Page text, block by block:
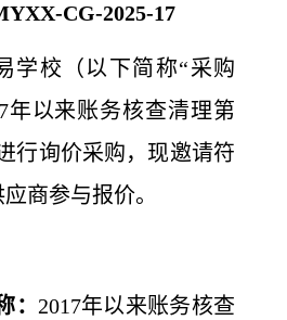
CG-2025-17
学校（以下简称“采购
年以来账务核查清理第
行询价采购，现邀请符
商参与报价。
： 2017年以来账务核查